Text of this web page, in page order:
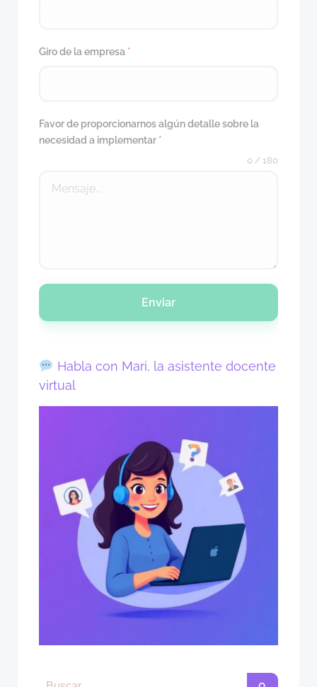
Giro de la empresa *
Favor de proporcionarnos algún detalle sobre la
necesidad a implementar *
0 / 180
Enviar
Habla con Mari, la asistente docente
virtual